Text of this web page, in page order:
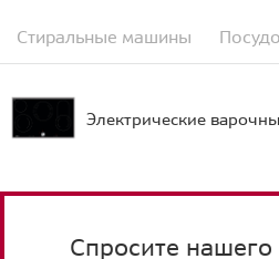
Стиральные машины
Электрические
Спросите нашего